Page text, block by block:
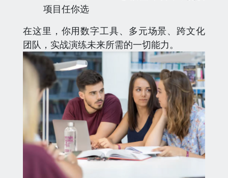
项目任你选
在这里，你用数字工具、多元场景、跨文化
团队，实战演练未来所需的一切能力。